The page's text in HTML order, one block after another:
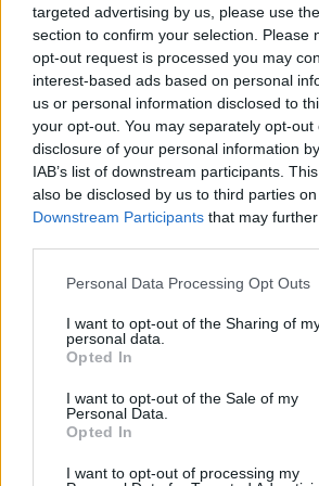
targeted advertising by us, please use
section to confirm your selection. Please
opt-out request is processed you may
interest-based ads based on personal
us or personal information disclosed to
your opt-out. You may separately opt-
disclosure of your personal information
IAB’s list of downstream participants.
also be disclosed by us to third parties
Downstream Participants that may
Please note that this website/app uses
not limited to your visit or usage
grant or deny consent to Google and its
use your data for below specified
consent section.
Personal Data Processing Opt Outs
I want to opt-out of the Sharing of
personal data.
Opted In
I want to opt-out of the Sale of my
Personal Data.
Opted In
I want to opt-out of processing my
προηγούμενο έτος, λόγω των
σε συγκεκριμένους
Σημειώνεται ότι στο α’ εξάμηνο
εγκαταστάθηκε και τέθηκε σε
λογαριασμό της ΔΕΗ, σταθμός
ηλεκτρισμού από φυσικό αέριο
Ι), στο πλαίσιο της σχετικής
αυτού αναγνωρίστηκε το θετικό
οποίο συνεισέφερε στη
Ταμειακές ροές - Επενδύσεις –
Οι καθαρές λειτουργικές
σε € 555,6 εκατ., παρουσιάζοντας
σχέση με το προηγούμενο έτος σε
διαχείρισης του κεφαλαίου κίνησης.